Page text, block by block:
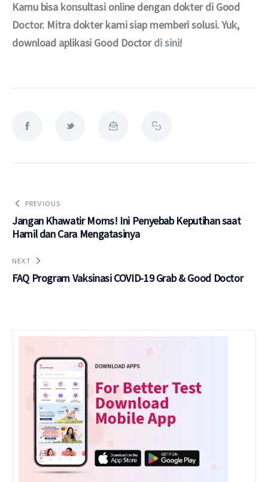
Kamu bisa konsultasi online dengan dokter di Good
Doctor. Mitra dokter kami siap memberi solusi. Yuk,
download aplikasi Good Doctor di sini!
PREVIOUS
Jangan Khawatir Moms! Ini Penyebab Keputihan saat
Hamil dan Cara Mengatasinya
NEXT
FAQ Program Vaksinasi COVID-19 Grab & Good Doctor